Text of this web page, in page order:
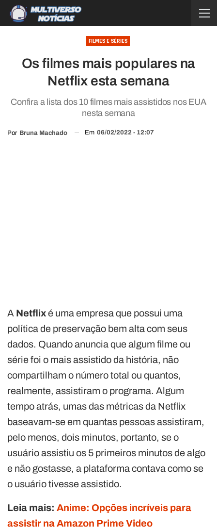
FILMES E SÉRIES
Os filmes mais populares na
Netflix esta semana
Confira a lista dos 10 filmes mais assistidos nos EUA
nesta semana
Por Bruna Machado Em 06/02/2022 - 12:07
A Netflixé uma empresa que possui uma
política de preservação bem alta com seus
dados. Quando anuncia que algum filme ou
série foi o mais assistido da história, não
compartilham o número total ou quantos,
realmente, assistiram o programa. Algum
tempo atrás, umas das métricas da Netflix
baseavam-se em quantas pessoas assistiram,
pelo menos, dois minutos, portanto, se o
usuário assistiu os 5 primeiros minutos de algo
e não gostasse, a plataforma contava como se
o usuário tivesse assistido.
Leia mais: Anime: Opções incríveis para
assistir na Amazon Prime Video